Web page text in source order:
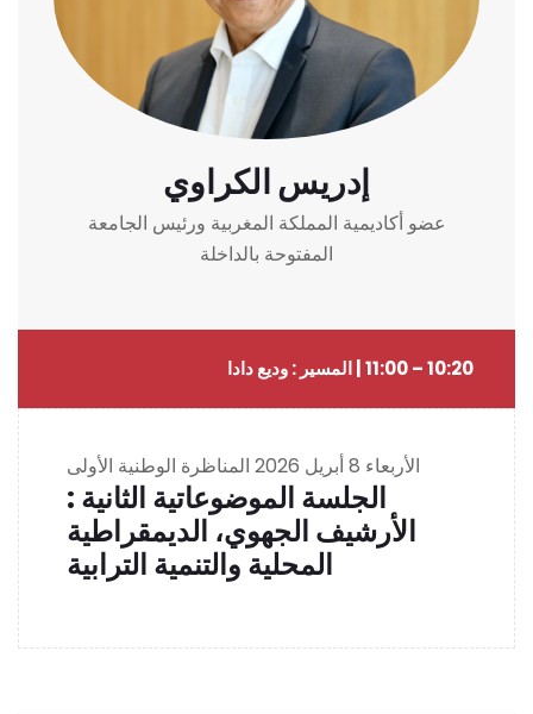
إدريس الكراوي
عضو أكاديمية المملكة المغربية ورئيس الجامعة
المفتوحة بالداخلة
10:20 – 11:00 | المسير : وديع دادا
الأربعاء 8 أبريل 2026 المناظرة الوطنية الأولى
الجلسة الموضوعاتية الثانية :
الأرشيف الجهوي، الديمقراطية
المحلية والتنمية الترابية